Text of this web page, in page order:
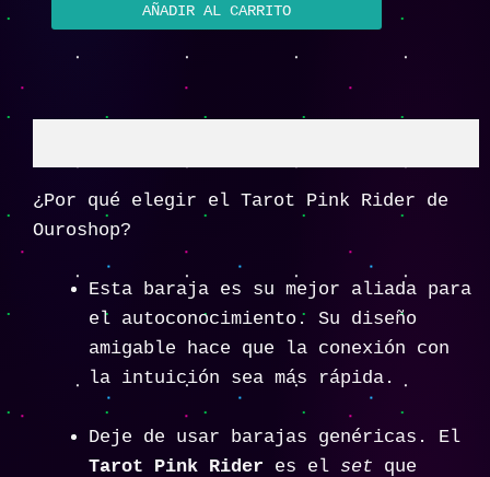
AÑADIR AL CARRITO
¿Por qué elegir el Tarot Pink Rider de
Ouroshop?
Esta baraja es su mejor aliada para
el autoconocimiento. Su diseño
amigable hace que la conexión con
la intuición sea más rápida.
Deje de usar barajas genéricas. El
Tarot Pink Rider es el set que